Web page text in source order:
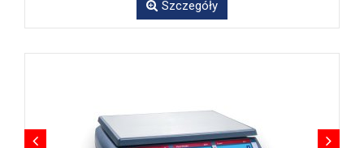
Szczegóły